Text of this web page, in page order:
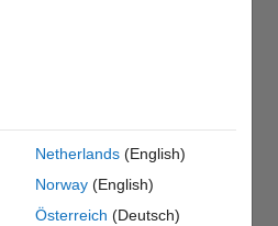
Netherlands(English)
Norway(English)
Österreich (Deutsch)